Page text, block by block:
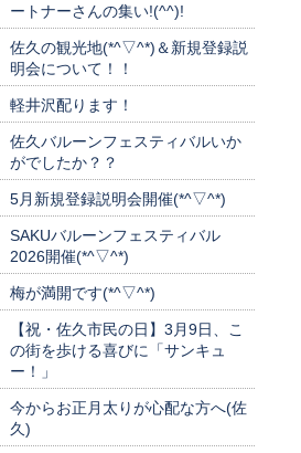
ートナーさんの集い!(^^)!
佐久の観光地(*^▽^*)＆新規登録説
明会について！！
軽井沢配ります！
佐久バルーンフェスティバルいか
がでしたか？？
5月新規登録説明会開催(*^▽^*)
SAKUバルーンフェスティバル
2026開催(*^▽^*)
梅が満開です(*^▽^*)
【祝・佐久市民の日】3月9日、こ
の街を歩ける喜びに「サンキュ
ー！」
今からお正月太りが心配な方へ(佐
久)